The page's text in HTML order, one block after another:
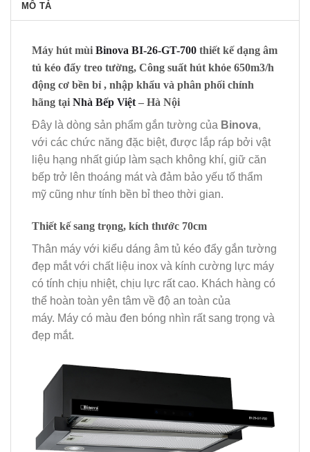
MÔ TẢ
Máy hút mùi Binova BI-26-GT-700 thiết kế dạng âm
tủ kéo đẩy treo tường, Công suất hút khỏe 650m3/h
động cơ bền bỉ , nhập khẩu và phân phối chính
hãng tại Nhà Bếp Việt – Hà Nội
Đây là dòng sản phẩm gắn tường của Binova,
với các chức năng đặc biệt, được lắp ráp bởi vật
liệu hạng nhất giúp làm sạch không khí, giữ căn
bếp trở lên thoáng mát và đảm bảo yếu tố thẩm
mỹ cũng như tính bền bỉ theo thời gian.
Thiết kế sang trọng, kích thước 70cm
Thân máy với kiểu dáng âm tủ kéo đẩy gắn tường
đẹp mắt với chất liệu inox và kính cường lực máy
có tính chịu nhiệt, chịu lực rất cao. Khách hàng có
thể hoàn toàn yên tâm về độ an toàn của
máy. Máy có màu đen bóng nhìn rất sang trọng và
đẹp mắt.